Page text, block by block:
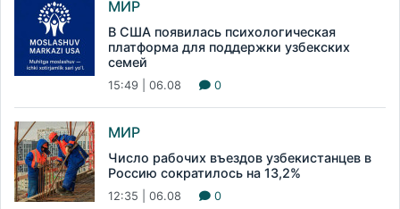
МИР
В США появилась психологическая
платформа для поддержки узбекских
семей
15:49 | 06.08 0
МИР
Число рабочих въездов узбекистанцев в
Россию сократилось на 13,2%
12:35 | 06.08 0